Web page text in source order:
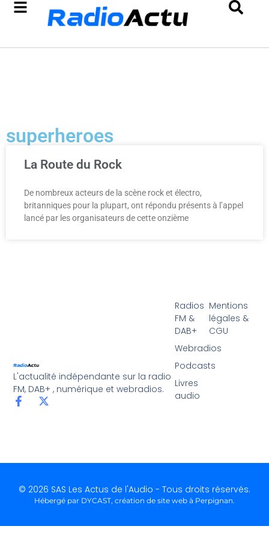
superheroes
La Route du Rock
De nombreux acteurs de la scène rock et électro,
britanniques pour la plupart, ont répondu présents à l’appel
lancé par les organisateurs de cette onzième
L'actualité indépendante sur la radio
FM, DAB+ , numérique et webradios.
Radios
FM &
DAB+
Webradios
Podcasts
Livres
audio
Mentions
légales &
CGU
© 2026 SAS Les Actus de l'Audio - Tous droits réservés.
Hébergé par DYCAST, création de site web à Perpignan.